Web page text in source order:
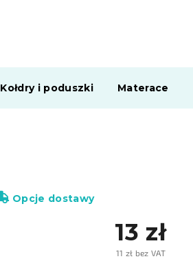
Kołdry i poduszki Materace
13 zł
11 zł bez VAT
Opcje dostawy